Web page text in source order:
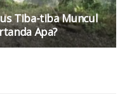
Tiba-tiba Muncul
Apa?